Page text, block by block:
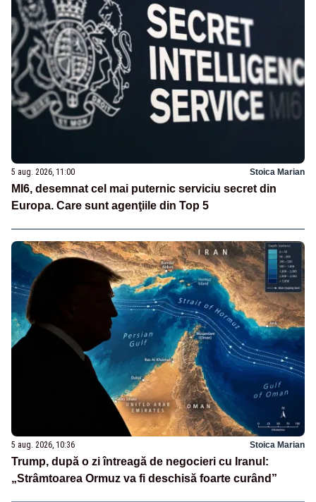
5 aug. 2026, 11:00 Stoica Marian
MI6, desemnat cel mai puternic serviciu secret din
Europa. Care sunt agenţiile din Top 5
5 aug. 2026, 10:36 Stoica Marian
Trump, după o zi întreagă de negocieri cu Iranul:
„Strâmtoarea Ormuz va fi deschisă foarte curând”